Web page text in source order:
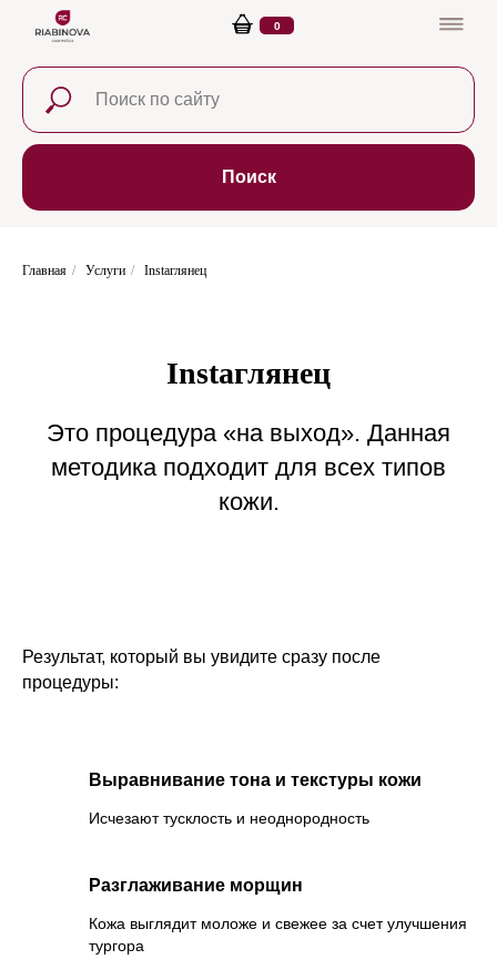
0
Поиск
Главная / Услуги / Instaглянец
Instaглянец
Это процедура «на выход». Данная
методика подходит для всех типов
кожи.
Результат, который вы увидите сразу после
процедуры:
Выравнивание тона и текстуры кожи
Исчезают тусклость и неоднородность
Разглаживание морщин
Кожа выглядит моложе и свежее за счет улучшения
тургора